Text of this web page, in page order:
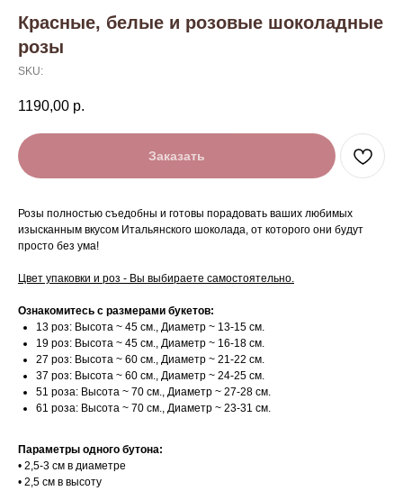
Красные, белые и розовые шоколадные
розы
SKU:
1190,00 р.
Заказать
Розы полностью съедобны и готовы порадовать ваших любимых
изысканным вкусом Итальянского шоколада, от которого они будут
просто без ума!
Цвет упаковки и роз - Вы выбираете самостоятельно.
Ознакомитесь с размерами букетов:
13 роз: Высота ~ 45 см., Диаметр ~ 13-15 см.
19 роз: Высота ~ 45 см., Диаметр ~ 16-18 см.
27 роз: Высота ~ 60 см., Диаметр ~ 21-22 см.
37 роз: Высота ~ 60 см., Диаметр ~ 24-25 см.
51 роза: Высота ~ 70 см., Диаметр ~ 27-28 см.
61 роза: Высота ~ 70 см., Диаметр ~ 23-31 см.
Параметры одного бутона:
• 2,5-3 см в диаметре
• 2,5 см в высоту